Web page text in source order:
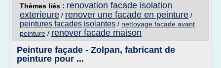
Thèmes liés : renovation facade isolation
exterieure / renover une facade en peinture /
peintures facades isolantes / nettoyage facade avant
peinture / renover facade maison
Peinture façade - Zolpan, fabricant de
peinture pour ...